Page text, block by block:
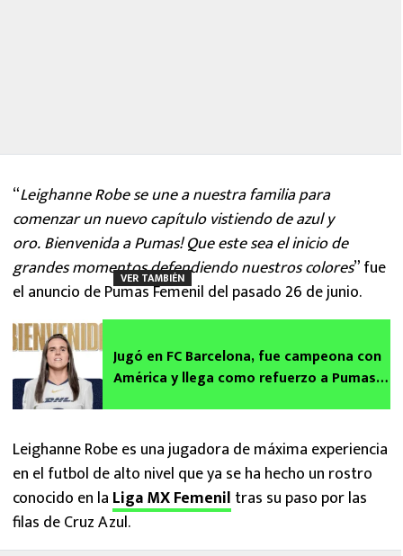
“Leighanne Robe se une a nuestra familia para
comenzar un nuevo capítulo vistiendo de azul y
oro. Bienvenida a Pumas! Que este sea el inicio de
grandes momentos defendiendo nuestros colores” fue
el anuncio de Pumas Femenil del pasado 26 de junio.
VER TAMBIÉN
Jugó en FC Barcelona, fue campeona con
América y llega como refuerzo a Pumas:
Leighanne Robe es una jugadora de máxima experiencia
en el futbol de alto nivel que ya se ha hecho un rostro
conocido en la Liga MX Femenil tras su paso por las
filas de Cruz Azul.